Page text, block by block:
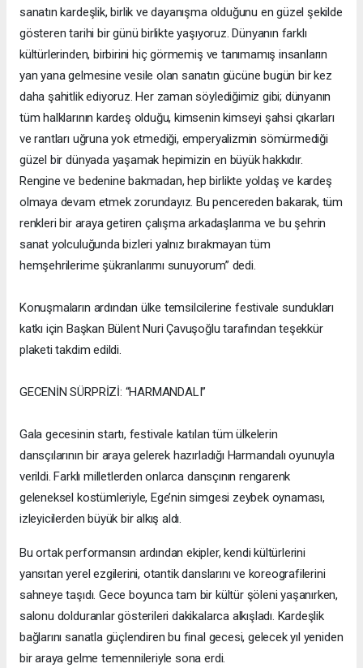
sanatın kardeşlik, birlik ve dayanışma olduğunu en güzel şekilde
gösteren tarihi bir günü birlikte yaşıyoruz. Dünyanın farklı
kültürlerinden, birbirini hiç görmemiş ve tanımamış insanların
yan yana gelmesine vesile olan sanatın gücüne bugün bir kez
daha şahitlik ediyoruz. Her zaman söylediğimiz gibi; dünyanın
tüm halklarının kardeş olduğu, kimsenin kimseyi şahsi çıkarları
ve rantları uğruna yok etmediği, emperyalizmin sömürmediği
güzel bir dünyada yaşamak hepimizin en büyük hakkıdır.
Rengine ve bedenine bakmadan, hep birlikte yoldaş ve kardeş
olmaya devam etmek zorundayız. Bu pencereden bakarak, tüm
renkleri bir araya getiren çalışma arkadaşlarıma ve bu şehrin
sanat yolculuğunda bizleri yalnız bırakmayan tüm
hemşehrilerime şükranlarımı sunuyorum” dedi.
Konuşmaların ardından ülke temsilcilerine festivale sundukları
katkı için Başkan Bülent Nuri Çavuşoğlu tarafından teşekkür
plaketi takdim edildi.
GECENİN SÜRPRİZİ: “HARMANDALI”
Gala gecesinin startı, festivale katılan tüm ülkelerin
dansçılarının bir araya gelerek hazırladığı Harmandalı oyunuyla
verildi. Farklı milletlerden onlarca dansçının rengarenk
geleneksel kostümleriyle, Ege’nin simgesi zeybek oynaması,
izleyicilerden büyük bir alkış aldı.
Bu ortak performansın ardından ekipler, kendi kültürlerini
yansıtan yerel ezgilerini, otantik danslarını ve koreografilerini
sahneye taşıdı. Gece boyunca tam bir kültür şöleni yaşanırken,
salonu dolduranlar gösterileri dakikalarca alkışladı. Kardeşlik
bağlarını sanatla güçlendiren bu final gecesi, gelecek yıl yeniden
bir araya gelme temennileriyle sona erdi.